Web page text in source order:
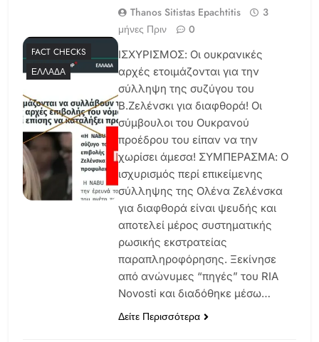
FACT CHECKS
ΕΛΛΆΔΑ
Thanos Sitistas Epachtitis
3
μήνες Πριν
0
ΙΣΧΥΡΙΣΜΟΣ: Οι ουκρανικές
αρχές ετοιμάζονται για την
σύλληψη της συζύγου του
Β.Ζελένσκι για διαφθορά! Οι
σύμβουλοι του Ουκρανού
προέδρου του είπαν να την
χωρίσει άμεσα! ΣΥΜΠΕΡΑΣΜΑ: Ο
ισχυρισμός περί επικείμενης
σύλληψης της Ολένα Ζελένσκα
για διαφθορά είναι ψευδής και
αποτελεί μέρος συστηματικής
ρωσικής εκστρατείας
παραπληροφόρησης. Ξεκίνησε
από ανώνυμες “πηγές” του RIA
Novosti και διαδόθηκε μέσω…
Δείτε Περισσότερα